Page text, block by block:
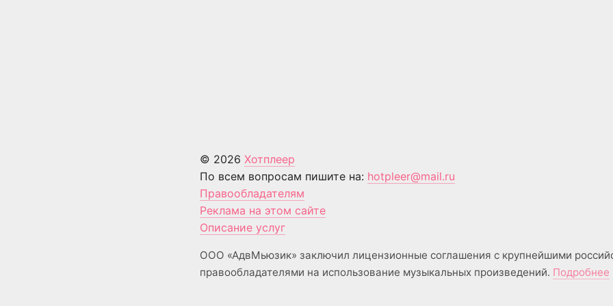
© 2026 Хотплеер
По всем вопросам пишите на: hotpleer@mail.ru
Правообладателям
Реклама на этом сайте
Описание услуг
ООО «АдвМьюзик» заключил лицензионные соглашения с крупнейшими
правообладателями на использование музыкальных произведений. Подробнее